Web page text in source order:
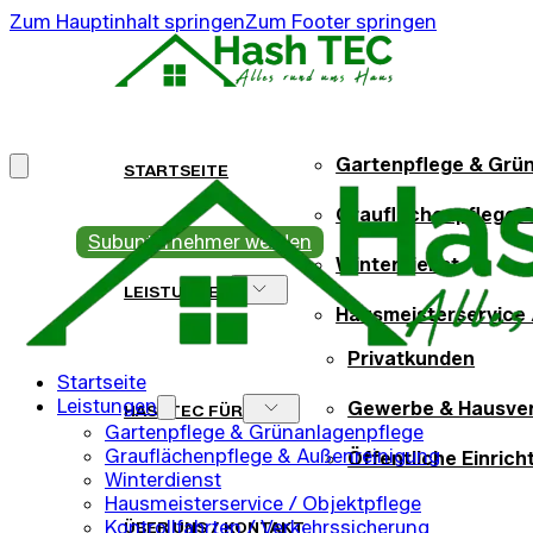
Zum Hauptinhalt springenZum Footer springen
STARTSEITE
LEISTUNGEN
Gartenpflege &
Grauflächenpflege
Winterdienst
Kontrollfahrten /
HASHTEC FÜR
Privatkunden
Gewerbe &
Öffentliche
ÜBER UNS / KONTAKT
Subunternehmer werden
Startseite
Leistungen
Gartenpflege & Grünanlagenpflege
Grauflächenpflege & Außenreinigung
Winterdienst
Hausmeisterservice / Objektpflege
Kontrollfahrten / Verkehrssicherung